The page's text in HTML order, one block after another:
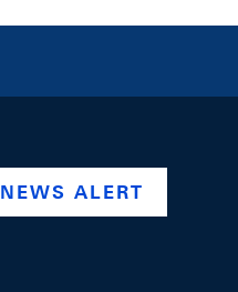
company/swiss-
ALERT